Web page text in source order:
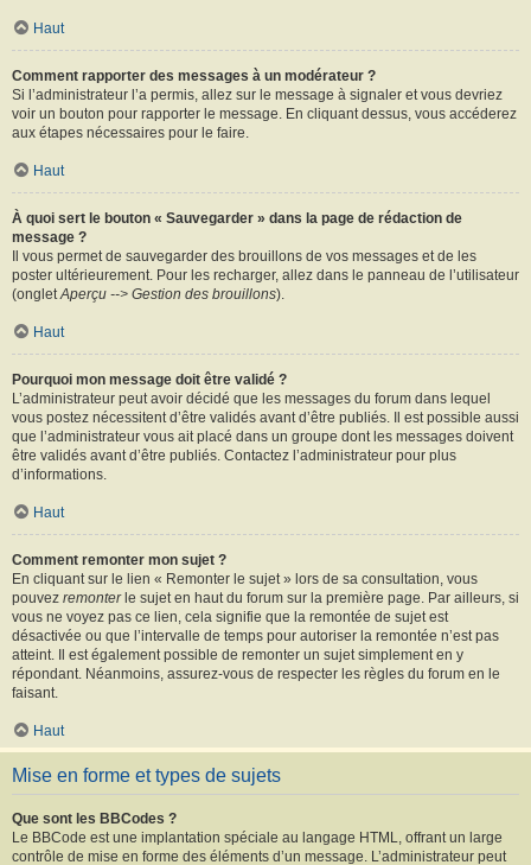
Haut
Comment rapporter des messages à un modérateur ?
Si l’administrateur l’a permis, allez sur le message à signaler et vous devriez
voir un bouton pour rapporter le message. En cliquant dessus, vous accéderez
aux étapes nécessaires pour le faire.
Haut
À quoi sert le bouton « Sauvegarder » dans la page de rédaction de
message ?
Il vous permet de sauvegarder des brouillons de vos messages et de les
poster ultérieurement. Pour les recharger, allez dans le panneau de l’utilisateur
(ongletAperçu --> Gestion des brouillons).
Haut
Pourquoi mon message doit être validé ?
L’administrateur peut avoir décidé que les messages du forum dans lequel
vous postez nécessitent d’être validés avant d’être publiés. Il est possible aussi
que l’administrateur vous ait placé dans un groupe dont les messages doivent
être validés avant d’être publiés. Contactez l’administrateur pour plus
d’informations.
Haut
Comment remonter mon sujet ?
En cliquant sur le lien « Remonter le sujet » lors de sa consultation, vous
pouvez remonterle sujet en haut du forum sur la première page. Par ailleurs, si
vous ne voyez pas ce lien, cela signifie que la remontée de sujet est
désactivée ou que l’intervalle de temps pour autoriser la remontée n’est pas
atteint. Il est également possible de remonter un sujet simplement en y
répondant. Néanmoins, assurez-vous de respecter les règles du forum en le
faisant.
Haut
Mise en forme et types de sujets
Que sont les BBCodes ?
Le BBCode est une implantation spéciale au langage HTML, offrant un large
contrôle de mise en forme des éléments d’un message. L’administrateur peut